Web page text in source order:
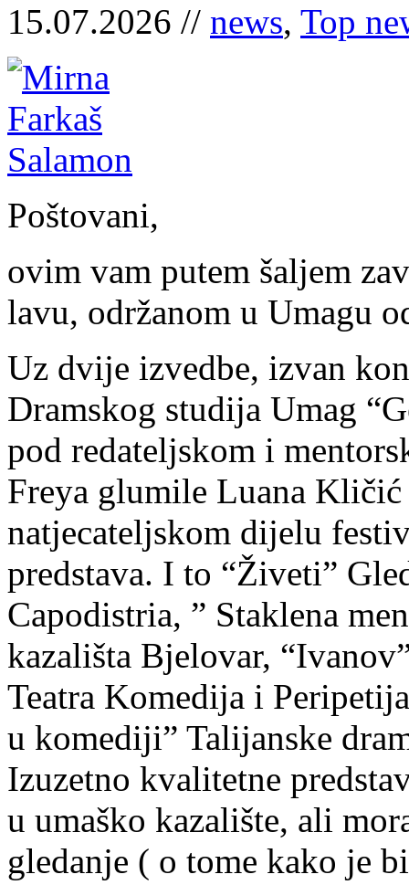
15.07.2026 // news, Top
Poštovani,
ovim vam putem šaljem
lavu, održanom u Umagu
Uz dvije izvedbe, izvan
Dramskog studija Umag
pod redateljskom i
Freya glumile Luana
natjecateljskom dijelu
predstava. I to “Živeti”
Capodistria, ” Staklena
kazališta Bjelovar,
Teatra Komedija i
u komediji” Talijanske
Izuzetno kvalitetne
u umaško kazalište, ali
gledanje ( o tome kako je